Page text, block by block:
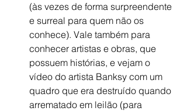
(às vezes de forma surpreendente
e surreal para quem não os
conhece). Vale também para
conhecer artistas e obras, que
possuem histórias, e vejam o
vídeo do artista Banksy com um
quadro que era destruído quando
arrematado em leilão (para